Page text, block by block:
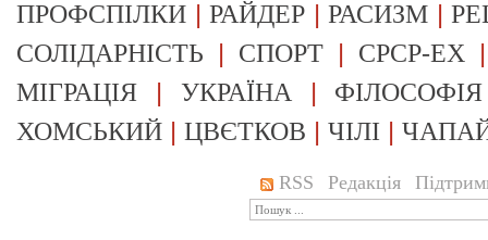
ПРОФСПІЛКИ |РАЙДЕР |РАСИЗМ |
СОЛІДАРНІСТЬ | СПОРТ | СРСР-EX
МІГРАЦІЯ | УКРАЇНА | ФІЛОСОФІЯ
ХОМСЬКИЙ | ЦВЄТКОВ | ЧІЛІ |
RSS Редакція